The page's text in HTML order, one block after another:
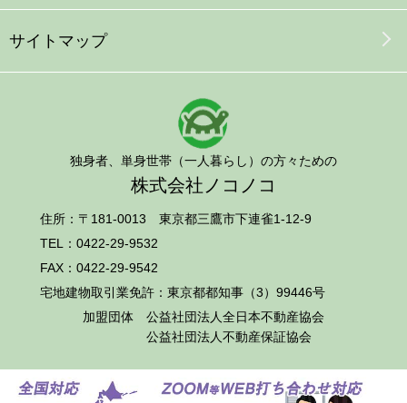
サイトマップ
独身者、単身世帯（一人暮らし）の方々ための
株式会社ノコノコ
住所：〒181-0013 東京都三鷹市下連雀1-12-9
TEL： 0422-29-9532
FAX：0422-29-9542
宅地建物取引業免許：東京都都知事（3）99446号
加盟団体
公益社団法人全日本不動産協会
公益社団法人不動産保証協会